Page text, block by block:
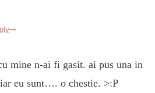
mine n-ai fi gasit. ai pus una in
eu sunt…. o chestie. >:P